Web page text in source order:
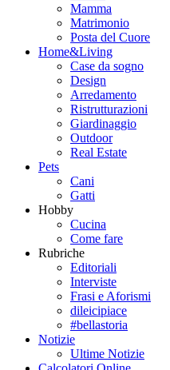
Mamma
Matrimonio
Posta del Cuore
Home&Living
Case da sogno
Design
Arredamento
Ristrutturazioni
Giardinaggio
Outdoor
Real Estate
Pets
Cani
Gatti
Hobby
Cucina
Come fare
Rubriche
Editoriali
Interviste
Frasi e Aforismi
dileicipiace
#bellastoria
Notizie
Ultime Notizie